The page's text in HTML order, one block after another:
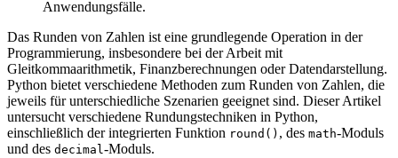
Anwendungsfälle.
Das Runden von Zahlen ist eine grundlegende Operation in der
Programmierung, insbesondere bei der Arbeit mit
Gleitkommaarithmetik, Finanzberechnungen oder Datendarstellung.
Python bietet verschiedene Methoden zum Runden von Zahlen, die
jeweils für unterschiedliche Szenarien geeignet sind. Dieser Artikel
untersucht verschiedene Rundungstechniken in Python,
einschließlich der integrierten Funktion round() , des math-Moduls
und des decimal-Moduls.